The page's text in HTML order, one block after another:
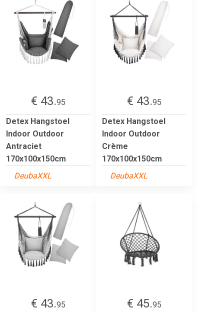
€ 43.95
Detex Hangstoel
Indoor Outdoor
Antraciet
170x100x150cm
DeubaXXL
€ 43.95
Detex Hangstoel
Indoor Outdoor
Crème
170x100x150cm
DeubaXXL
€ 43.95
€ 45.95